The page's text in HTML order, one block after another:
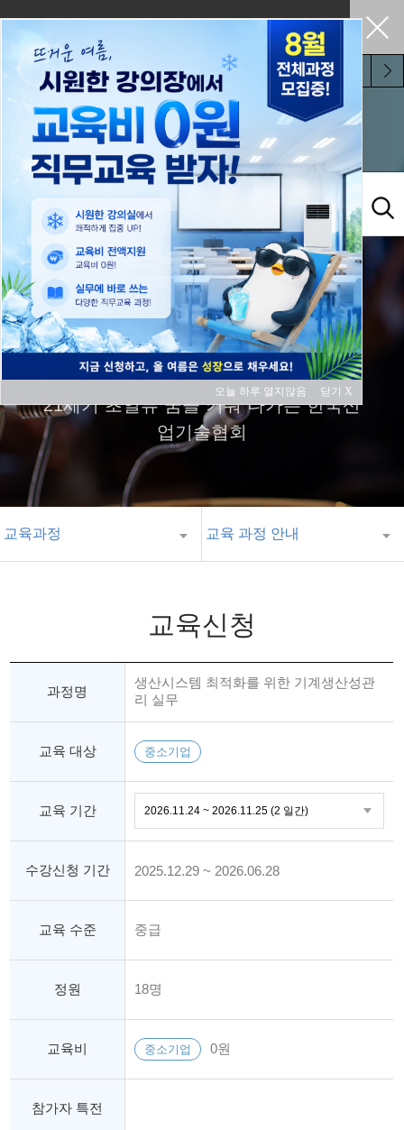
펼쳐두기
교육과정
21세기 초일류 꿈을 키워 나가는 한국산
업기술협회
교육과정 교육 과정 안내
교육신청
과정명
생산시스템 최적화를 위한 기계생산성관
리 실무
교육 대상 중소기업
교육 기간
수강신청 기간 2025.12.29 ~ 2026.06.28
교육 수준 중급
정원 18명
교육비 중소기업 0원
참가자 특전
오늘 하루 열지않음 닫기 X